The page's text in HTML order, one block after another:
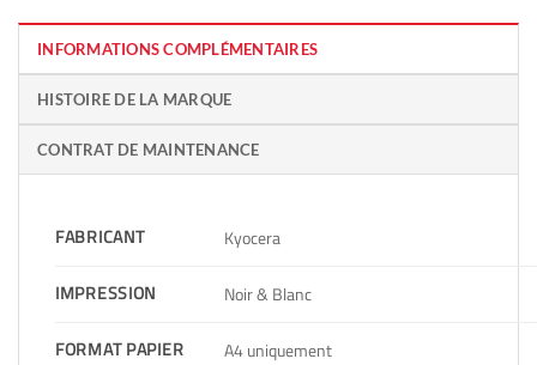
INFORMATIONS COMPLÉMENTAIRES
HISTOIRE DE LA MARQUE
CONTRAT DE MAINTENANCE
FABRICANT Kyocera
IMPRESSION Noir & Blanc
FORMAT PAPIER A4 uniquement